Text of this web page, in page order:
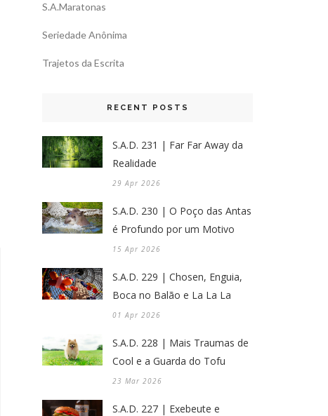
S.A.Maratonas
Seriedade Anônima
Trajetos da Escrita
RECENT POSTS
S.A.D. 231 | Far Far Away da
Realidade
29 Apr 2026
S.A.D. 230 | O Poço das Antas
é Profundo por um Motivo
15 Apr 2026
S.A.D. 229 | Chosen, Enguia,
Boca no Balão e La La La
01 Apr 2026
S.A.D. 228 | Mais Traumas de
Cool e a Guarda do Tofu
23 Mar 2026
S.A.D. 227 | Exebeute e